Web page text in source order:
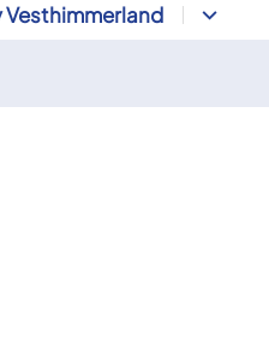
Vesthimmerland